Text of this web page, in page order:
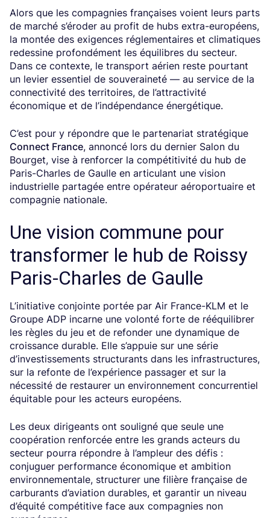
Alors que les compagnies françaises voient leurs parts
de marché s’éroder au profit de hubs extra-européens,
la montée des exigences réglementaires et climatiques
redessine profondément les équilibres du secteur.
Dans ce contexte, le transport aérien reste pourtant
un levier essentiel de souveraineté — au service de la
connectivité des territoires, de l’attractivité
économique et de l’indépendance énergétique.
C’est pour y répondre que le partenariat stratégique
Connect France, annoncé lors du dernier Salon du
Bourget, vise à renforcer la compétitivité du hub de
Paris-Charles de Gaulle en articulant une vision
industrielle partagée entre opérateur aéroportuaire et
compagnie nationale.
Une vision commune pour
transformer le hub de Roissy
Paris-Charles de Gaulle
L’initiative conjointe portée par Air France-KLM et le
Groupe ADP incarne une volonté forte de rééquilibrer
les règles du jeu et de refonder une dynamique de
croissance durable. Elle s’appuie sur une série
d’investissements structurants dans les infrastructures,
sur la refonte de l’expérience passager et sur la
nécessité de restaurer un environnement concurrentiel
équitable pour les acteurs européens.
Les deux dirigeants ont souligné que seule une
coopération renforcée entre les grands acteurs du
secteur pourra répondre à l’ampleur des défis :
conjuguer performance économique et ambition
environnementale, structurer une filière française de
carburants d’aviation durables, et garantir un niveau
d’équité compétitive face aux compagnies non